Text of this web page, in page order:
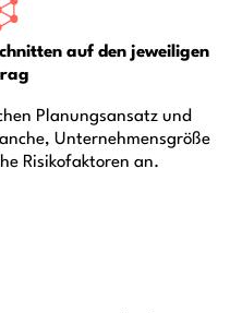
auf den jeweiligen
Planungsansatz und
Unternehmensgröße
Risikofaktoren an.